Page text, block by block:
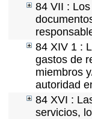
84 VII :
84 XIV 1 :
gastos de
miembros
autoridad
84 XVI :
servicios,